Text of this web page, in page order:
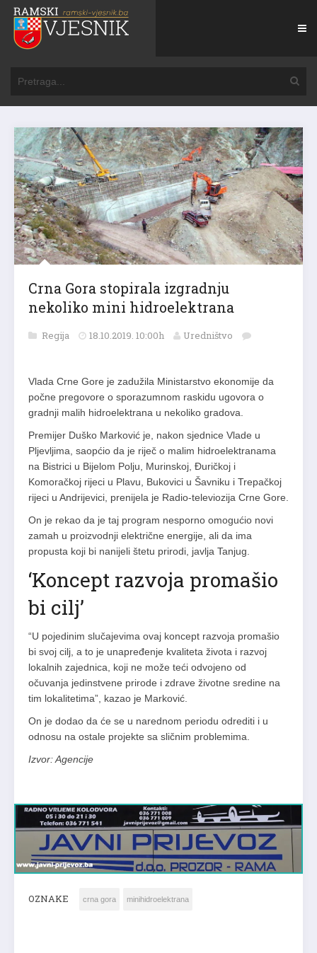
Crna Gora stopirala izgradnju
nekoliko mini hidroelektrana
Regija 18.10.2019. 10:00h Uredništvo
Vlada Crne Gore je zadužila Ministarstvo ekonomije da
počne pregovore o sporazumnom raskidu ugovora o
gradnji malih hidroelektrana u nekoliko gradova.
Premijer Duško Marković je, nakon sjednice Vlade u
Pljevljima, saopćio da je riječ o malim hidroelektranama
na Bistrici u Bijelom Polju, Murinskoj, Đuričkoj i
Komoračkoj rijeci u Plavu, Bukovici u Šavniku i Trepačkoj
rijeci u Andrijevici, prenijela je Radio-televiozija Crne Gore.
On je rekao da je taj program nesporno omogućio novi
zamah u proizvodnji električne energije, ali da ima
propusta koji bi nanijeli štetu prirodi, javlja Tanjug.
‘Koncept razvoja promašio
bi cilj’
“U pojedinim slučajevima ovaj koncept razvoja promašio
bi svoj cilj, a to je unapređenje kvaliteta života i razvoj
lokalnih zajednica, koji ne može teći odvojeno od
očuvanja jedinstvene prirode i zdrave životne sredine na
tim lokalitetima”, kazao je Marković.
On je dodao da će se u narednom periodu odrediti i u
odnosu na ostale projekte sa sličnim problemima.
Izvor: Agencije
OZNAKE crna gora minihidroelektrana